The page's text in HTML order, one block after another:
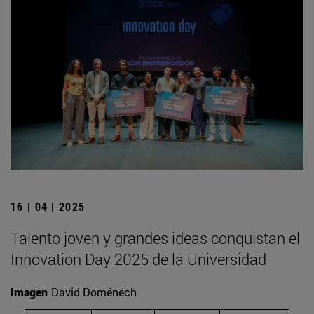
16 | 04 | 2025
Talento joven y grandes ideas conquistan el
Innovation Day 2025 de la Universidad
Imagen David Doménech